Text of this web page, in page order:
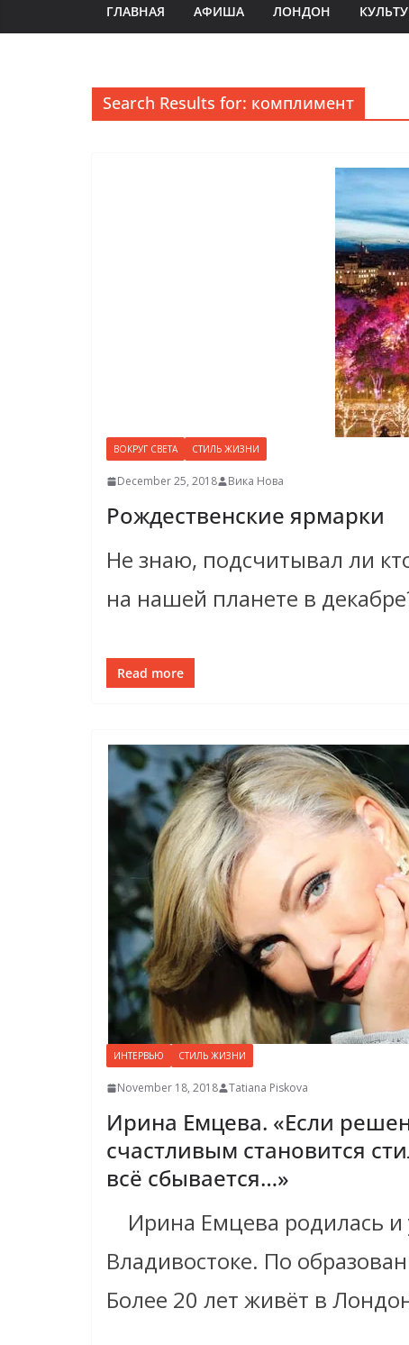
ГЛАВНАЯ АФИША ЛОНДОН
Search Results for: комплимент
ВОКРУГ СВЕТА СТИЛЬ ЖИЗНИ
December 25, 2018 Вика Нова
Рождественские ярмарки
Не знаю, подсчитывал ли
на нашей планете в
Read more
ИНТЕРВЬЮ СТИЛЬ ЖИЗНИ
November 18, 2018 Tatiana Piskova
Ирина Емцева. «Если
счастливым становится
всё сбывается…»
Ирина Емцева родилась и
Владивостоке. По
Более 20 лет живёт в